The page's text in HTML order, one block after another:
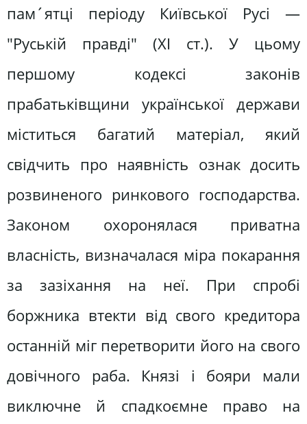
пам´ятці періоду Київської Русі —
"Руській правді" (XI ст.). У цьому
першому кодексі законів
прабатьківщини української держави
міститься багатий матеріал, який
свідчить про наявність ознак досить
розвиненого ринкового господарства.
Законом охоронялася приватна
власність, визначалася міра покарання
за зазіхання на неї. При спробі
боржника втекти від свого кредитора
останній міг перетворити його на свого
довічного раба. Князі і бояри мали
виключне й спадкоємне право на